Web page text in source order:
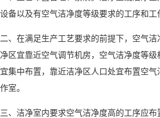
设备以及有空气洁净度等级要求的工序和工
二、在满足生产工艺要求的前提下，空气
净区宜靠近空气调节机房，空气洁净度等
宜集中布置，靠近洁净区人口处宜布置空
作室。
三、洁净室内要求空气洁净度高的工序应